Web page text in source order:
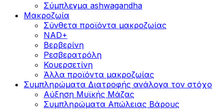
Σύμπλεγμα ashwagandha
Μακροζωία
Σύνθετα προϊόντα μακροζωίας
NAD+
Βερβερίνη
Ρεσβερατρόλη
Κουερσετίνη
Άλλα προϊόντα μακροζωίας
Συμπληρώματα Διατροφής ανάλογα τον στόχο
Αύξηση Μυϊκής Μάζας
Συμπληρώματα Aπώλειας Βάρους